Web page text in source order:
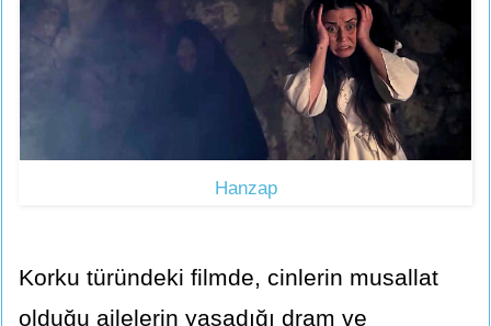
Hanzap
Korku türündeki filmde, cinlerin musallat
olduğu ailelerin yaşadığı dram ve